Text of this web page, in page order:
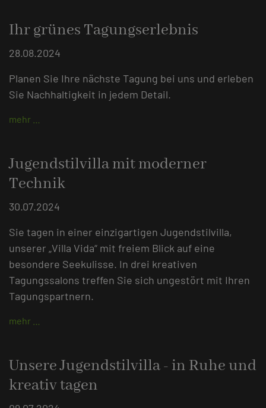
Ihr grünes Tagungserlebnis
28.08.2024
Planen Sie Ihre nächste Tagung bei uns und erleben
Sie Nachhaltigkeit in jedem Detail.
mehr …
Jugendstilvilla mit moderner
Technik
30.07.2024
Sie tagen in einer einzigartigen Jugendstilvilla,
unserer „Villa Vida“ mit freiem Blick auf eine
besondere Seekulisse. In drei kreativen
Tagungssalons treffen Sie sich ungestört mit Ihren
Tagungspartnern.
mehr …
Unsere Jugendstilvilla - in Ruhe und
kreativ tagen